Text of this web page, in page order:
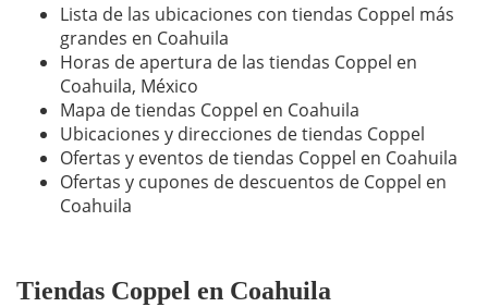
Lista de las ubicaciones con tiendas Coppel más
grandes en Coahuila
Horas de apertura de las tiendas Coppel en
Coahuila, México
Mapa de tiendas Coppel en Coahuila
Ubicaciones y direcciones de tiendas Coppel
Ofertas y eventos de tiendas Coppel en Coahuila
Ofertas y cupones de descuentos de Coppel en
Coahuila
Tiendas Coppel en Coahuila